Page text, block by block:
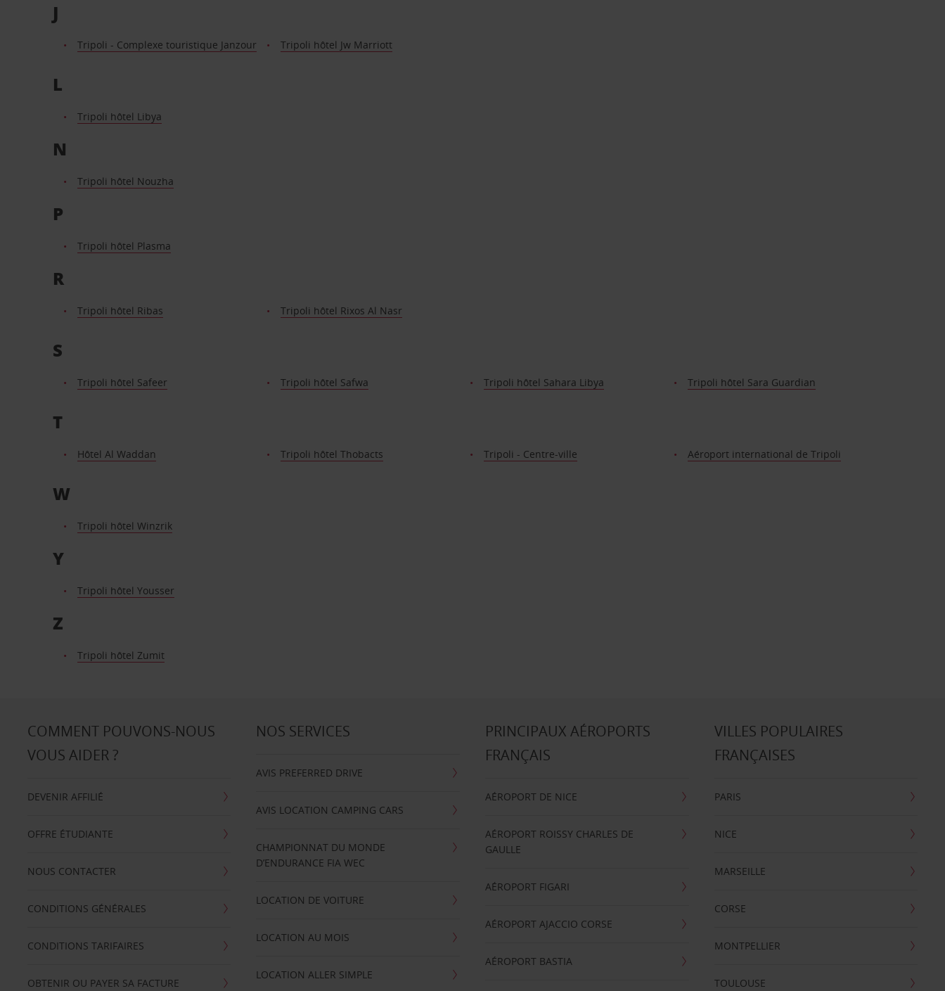
J
Tripoli - Complexe touristique Janzour Tripoli hôtel Jw Marriott
L
Tripoli hôtel Libya
N
Tripoli hôtel Nouzha
P
Tripoli hôtel Plasma
R
Tripoli hôtel Ribas Tripoli hôtel Rixos Al Nasr
S
Tripoli hôtel Safeer Tripoli hôtel Safwa Tripoli hôtel Sahara Libya Tripoli hôtel Sara Guardian
T
Hôtel Al Waddan Tripoli hôtel Thobacts Tripoli - Centre-ville Aéroport international de Tripoli
W
Tripoli hôtel Winzrik
Y
Tripoli hôtel Yousser
Z
Tripoli hôtel Zumit
COMMENT POUVONS-NOUS
VOUS AIDER ?
DEVENIR AFFILIÉ
OFFRE ÉTUDIANTE
NOUS CONTACTER
CONDITIONS GÉNÉRALES
CONDITIONS TARIFAIRES
OBTENIR OU PAYER SA FACTURE
NOS SERVICES
AVIS PREFERRED DRIVE
AVIS LOCATION CAMPING CARS
CHAMPIONNAT DU MONDE
D’ENDURANCE FIA WEC
LOCATION DE VOITURE
LOCATION AU MOIS
LOCATION ALLER SIMPLE
PRINCIPAUX AÉROPORTS
FRANÇAIS
AÉROPORT DE NICE
AÉROPORT ROISSY CHARLES DE
GAULLE
AÉROPORT FIGARI
AÉROPORT AJACCIO CORSE
AÉROPORT BASTIA
VILLES POPULAIRES
FRANÇAISES
PARIS
NICE
MARSEILLE
CORSE
MONTPELLIER
TOULOUSE